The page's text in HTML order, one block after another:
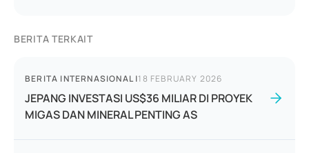
BERITA TERKAIT
BERITA INTERNASIONAL |18 FEBRUARY 2026
JEPANG INVESTASI US$36 MILIAR DI PROYEK
MIGAS DAN MINERAL PENTING AS